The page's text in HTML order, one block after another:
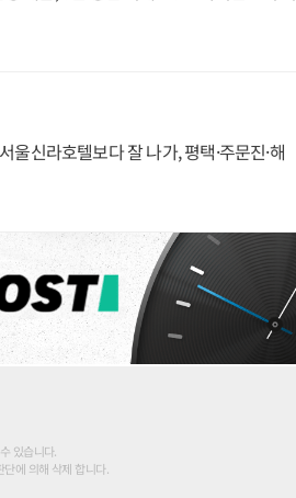
울신라호텔보다 잘 나가, 평택·주문진·해
있습니다.
에 의해 삭제 합니다.